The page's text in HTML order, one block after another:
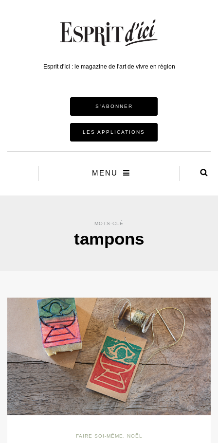
Esprit d'Ici : le magazine de l'art de vivre en région
S'ABONNER
LES APPLICATIONS
MENU
MOTS-CLÉ
tampons
FAIRE SOI-MÊME NOËL